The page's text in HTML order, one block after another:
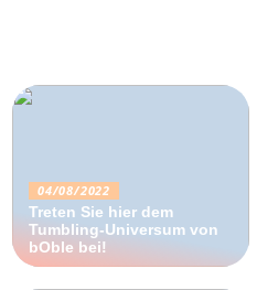
04/08/2022
Treten Sie hier dem
Tumbling-Universum von
bOble bei!